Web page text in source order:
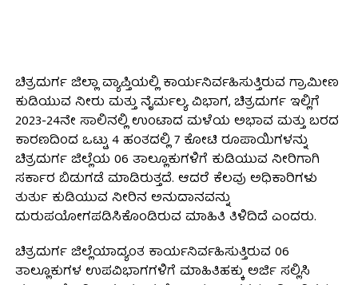
ಚಿತ್ರದುರ್ಗ ಜಿಲ್ಲಾ ವ್ಯಾಪ್ತಿಯಲ್ಲಿ ಕಾರ್ಯನಿರ್ವಹಿಸುತ್ತಿರುವ ಗ್ರಾಮೀಣ
ಕುಡಿಯುವ ನೀರು ಮತ್ತು ನೈರ್ಮಲ್ಯ ವಿಭಾಗ, ಚಿತ್ರದುರ್ಗ ಇಲ್ಲಿಗೆ
2023-24ನೇ ಸಾಲಿನಲ್ಲಿ ಉಂಟಾದ ಮಳೆಯ ಅಭಾವ ಮತ್ತು ಬರದ
ಕಾರಣದಿಂದ ಒಟ್ಟು 4 ಹಂತದಲ್ಲಿ 7 ಕೋಟಿ ರೂಪಾಯಿಗಳನ್ನು
ಚಿತ್ರದುರ್ಗ ಜಿಲ್ಲೆಯ 06 ತಾಲ್ಲೂಕುಗಳಿಗೆ ಕುಡಿಯುವ ನೀರಿಗಾಗಿ
ಸರ್ಕಾರ ಬಿಡುಗಡೆ ಮಾಡಿರುತ್ತದೆ. ಆದರೆ ಕೆಲವು ಅಧಿಕಾರಿಗಳು
ತುರ್ತು ಕುಡಿಯುವ ನೀರಿನ ಅನುದಾನವನ್ನು
ದುರುಪಯೋಗಪಡಿಸಿಕೊಂಡಿರುವ ಮಾಹಿತಿ ತಿಳಿದಿದೆ ಎಂದರು.
ಚಿತ್ರದುರ್ಗ ಜಿಲ್ಲೆಯಾದ್ಯಂತ ಕಾರ್ಯನಿರ್ವಹಿಸುತ್ತಿರುವ 06
ತಾಲ್ಲೂಕುಗಳ ಉಪವಿಭಾಗಗಳಿಗೆ ಮಾಹಿತಿಹಕ್ಕು ಅರ್ಜಿ ಸಲ್ಲಿಸಿ